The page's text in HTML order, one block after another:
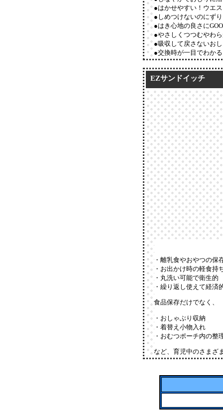
●はかせやすい！ウエ
●しめつけないのにず
●はき心地の良さに
●やさしくつつむやわ
●吸収して戻さないお
●交換時が一目でわか
EZサンドイッチ
・離乳食やおやつの保
・お出かけ時の軽食持
・丸洗い可能で衛生的
・繰り返し使えて経済
食品保存だけでなく、
・おしゃぶり収納
・着替え小物入れ
・おむつポーチ内の整
など、育児中のさまざ